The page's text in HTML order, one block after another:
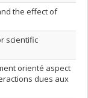
the effect of
scientific
orienté aspect
dues aux